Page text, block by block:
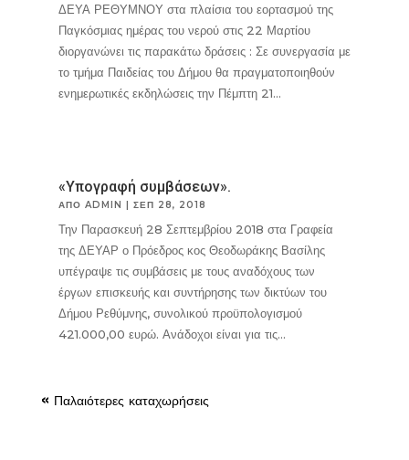
ΔΕΥΑ ΡΕΘΥΜΝΟΥ στα πλαίσια του εορτασμού της
Παγκόσμιας ημέρας του νερού στις 22 Μαρτίου
διοργανώνει τις παρακάτω δράσεις : Σε συνεργασία με
το τμήμα Παιδείας του Δήμου θα πραγματοποιηθούν
ενημερωτικές εκδηλώσεις την Πέμπτη 21...
«Υπογραφή συμβάσεων».
ΑΠΌ ADMIN | ΣΕΠ 28, 2018
Την Παρασκευή 28 Σεπτεμβρίου 2018 στα Γραφεία
της ΔΕΥΑΡ ο Πρόεδρος κος Θεοδωράκης Βασίλης
υπέγραψε τις συμβάσεις με τους αναδόχους των
έργων επισκευής και συντήρησης των δικτύων του
Δήμου Ρεθύμνης, συνολικού προϋπολογισμού
421.000,00 ευρώ. Ανάδοχοι είναι για τις...
« Παλαιότερες καταχωρήσεις